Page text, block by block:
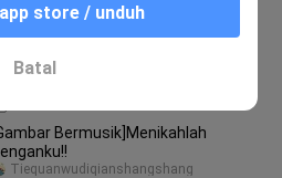
punya pacar!
Tiequanwudiqianshangshang
Bermusik]Menikahlah
Tiequanwudiqianshangshang
store / unduh
Batal